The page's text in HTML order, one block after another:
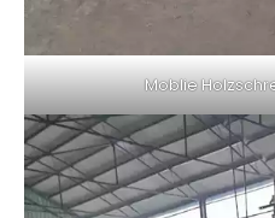
Moblie